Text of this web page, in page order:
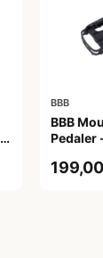
BBB
BBB
Pedaler